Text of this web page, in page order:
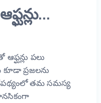
పలు
కూడా ప్రజలను
నేపథ్యంలో తమ సమస్య